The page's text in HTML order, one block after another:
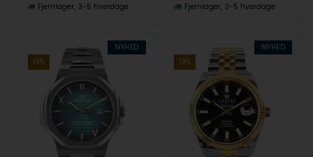
Fjernlager 3-5 hverdage Fjernlager 3-5 hverdage
NYHED
19%
NYHED
19%